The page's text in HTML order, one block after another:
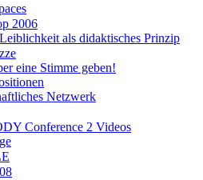
2006
als didaktisches Prinzip
eine Stimme geben!
Netzwerk
Conference 2 Videos